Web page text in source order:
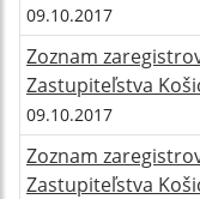
09.10.2017
Zoznam
Zastupiteľstva
09.10.2017
Zoznam
Zastupiteľstva